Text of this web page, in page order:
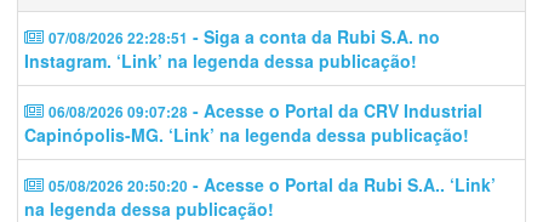
07/08/2026 22:28:51 - Siga a conta da Rubi S.A. no
Instagram. ‘Link’ na legenda dessa publicação!
06/08/2026 09:07:28 - Acesse o Portal da CRV Industrial
Capinópolis-MG. ‘Link’ na legenda dessa publicação!
05/08/2026 20:50:20 - Acesse o Portal da Rubi S.A.. ‘Link’
na legenda dessa publicação!